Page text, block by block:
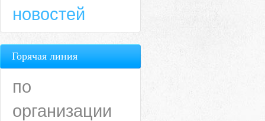
новостей
Горячая линия
по
организации